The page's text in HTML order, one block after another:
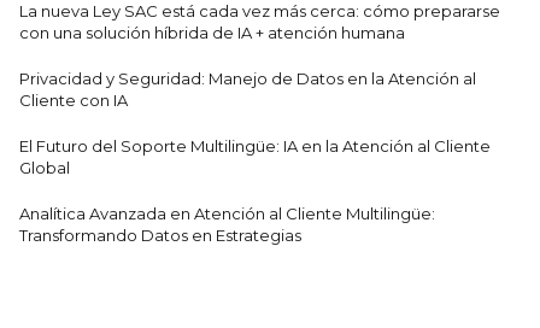
La nueva Ley SAC está cada vez más cerca: cómo prepararse
con una solución híbrida de IA + atención humana
Privacidad y Seguridad: Manejo de Datos en la Atención al
Cliente con IA
El Futuro del Soporte Multilingüe: IA en la Atención al Cliente
Global
Analítica Avanzada en Atención al Cliente Multilingüe:
Transformando Datos en Estrategias